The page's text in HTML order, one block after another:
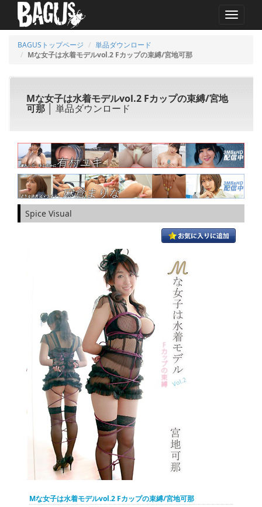
MENU
BAGUSトップページ
単品ダウンロード
Mな女子は水着モデルvol.2 Fカップの束縛/宮地可那
Mな女子は水着モデルvol.2 Fカップの束縛/宮地
可那 │ 単品ダウンロード
Spice Visual
Mな女子は水着モデルvol.2 Fカップの束縛/宮地可那